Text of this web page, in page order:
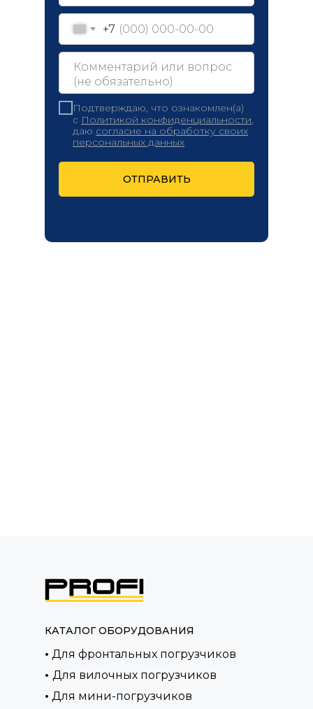
+7
Подтверждаю, что ознакомлен(а)
с Политикой конфиденциальности,
даю согласие на обработку своих
персональных данных
ОТПРАВИТЬ
КАТАЛОГ ОБОРУДОВАНИЯ
• Для фронтальных погрузчиков
• Для вилочных погрузчиков
• Для мини-погрузчиков